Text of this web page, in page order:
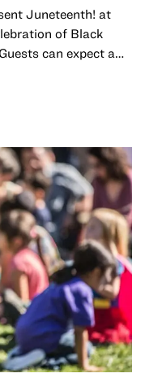
Juneteenth! at
of Black
can expect a
offerings
of Black culture.